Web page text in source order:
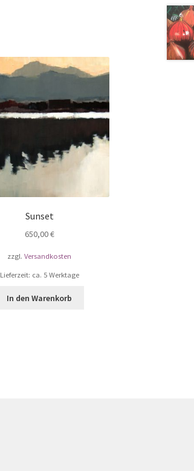
Sunset
650,00€
zzgl.Versandkosten
Lieferzeit: ca. 5 Werktage
In den Warenkorb